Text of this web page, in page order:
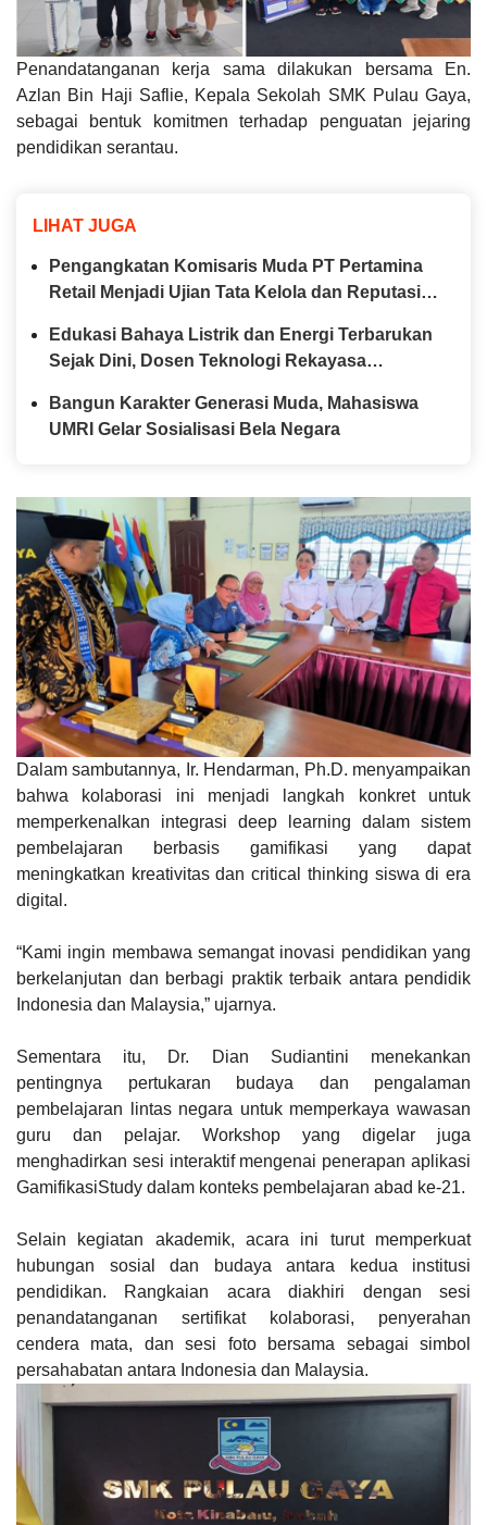
Penandatanganan kerja sama dilakukan bersama En.
Azlan Bin Haji Saflie, Kepala Sekolah SMK Pulau Gaya,
sebagai bentuk komitmen terhadap penguatan jejaring
pendidikan serantau.
LIHAT JUGA
Pengangkatan Komisaris Muda PT Pertamina
Retail Menjadi Ujian Tata Kelola dan Reputasi
Edukasi Bahaya Listrik dan Energi Terbarukan
Sejak Dini, Dosen Teknologi Rekayasa
UNAIR Hadir di SD Negeri 1 Tambak Sari
Surabaya
Bangun Karakter Generasi Muda, Mahasiswa
UMRI Gelar Sosialisasi Bela Negara
Dalam sambutannya, Ir. Hendarman, Ph.D. menyampaikan
bahwa kolaborasi ini menjadi langkah konkret untuk
memperkenalkan integrasi deep learning dalam sistem
pembelajaran berbasis gamifikasi yang dapat
meningkatkan kreativitas dan critical thinking siswa di era
digital.
“Kami ingin membawa semangat inovasi pendidikan yang
berkelanjutan dan berbagi praktik terbaik antara pendidik
Indonesia dan Malaysia,” ujarnya.
Sementara itu, Dr. Dian Sudiantini menekankan
pentingnya pertukaran budaya dan pengalaman
pembelajaran lintas negara untuk memperkaya wawasan
guru dan pelajar. Workshop yang digelar juga
menghadirkan sesi interaktif mengenai penerapan aplikasi
GamifikasiStudy dalam konteks pembelajaran abad ke-21.
Selain kegiatan akademik, acara ini turut memperkuat
hubungan sosial dan budaya antara kedua institusi
pendidikan. Rangkaian acara diakhiri dengan sesi
penandatanganan sertifikat kolaborasi, penyerahan
cendera mata, dan sesi foto bersama sebagai simbol
persahabatan antara Indonesia dan Malaysia.